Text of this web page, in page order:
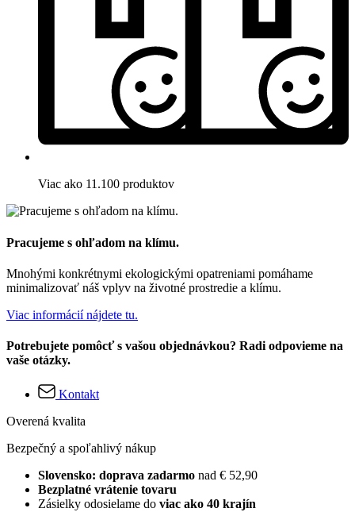
Viac ako 11.100 produktov
Pracujeme s ohľadom na klímu.
Mnohými konkrétnymi ekologickými opatreniami pomáhame
minimalizovať náš vplyv na životné prostredie a klímu.
Viac informácií nájdete tu.
Potrebujete pomôcť s vašou objednávkou? Radi odpovieme na
vaše otázky.
Kontakt
Overená kvalita
Bezpečný a spoľahlivý nákup
Slovensko: doprava zadarmo nad € 52,90
Bezplatné vrátenie tovaru
Zásielky odosielame do viac ako 40 krajín